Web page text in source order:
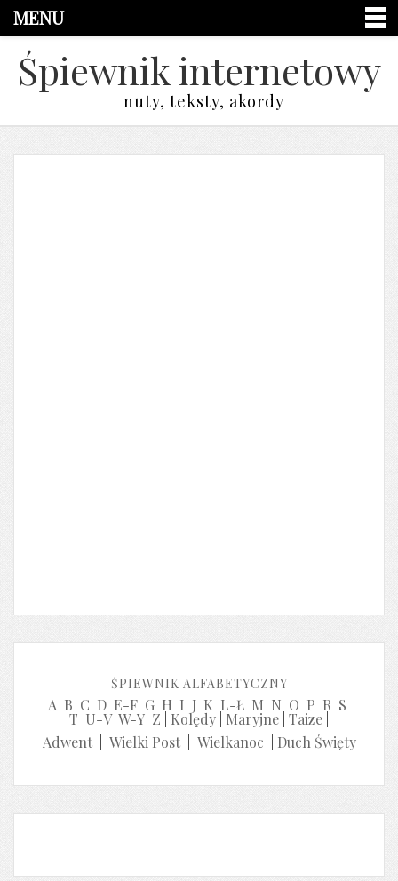
MENU
Śpiewnik internetowy
nuty, teksty, akordy
ŚPIEWNIK ALFABETYCZNY
A B C D E-F G H I J K L-Ł M N O P R S
T U-V W-Y Z Kolędy Maryjne Taize
Adwent| Wielki Post| Wielkanoc Duch Święty